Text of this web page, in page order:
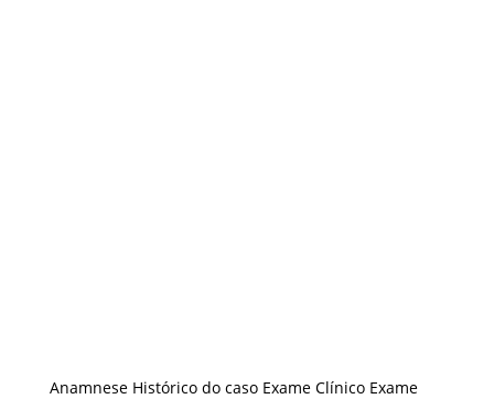
Anamnese Histórico do caso Exame Clínico Exame